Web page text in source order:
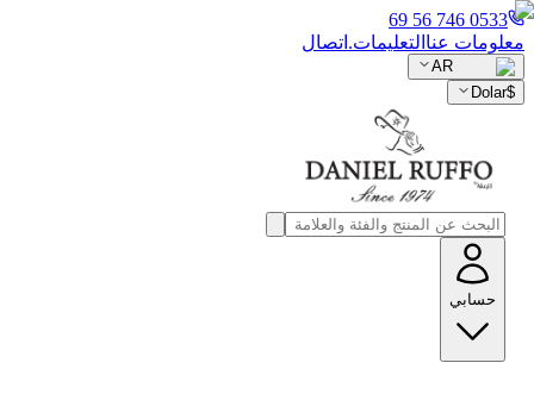
0533 746 56 69
معلومات عنا التعليمات. اتصال
AR
$
Dolar
حسابي